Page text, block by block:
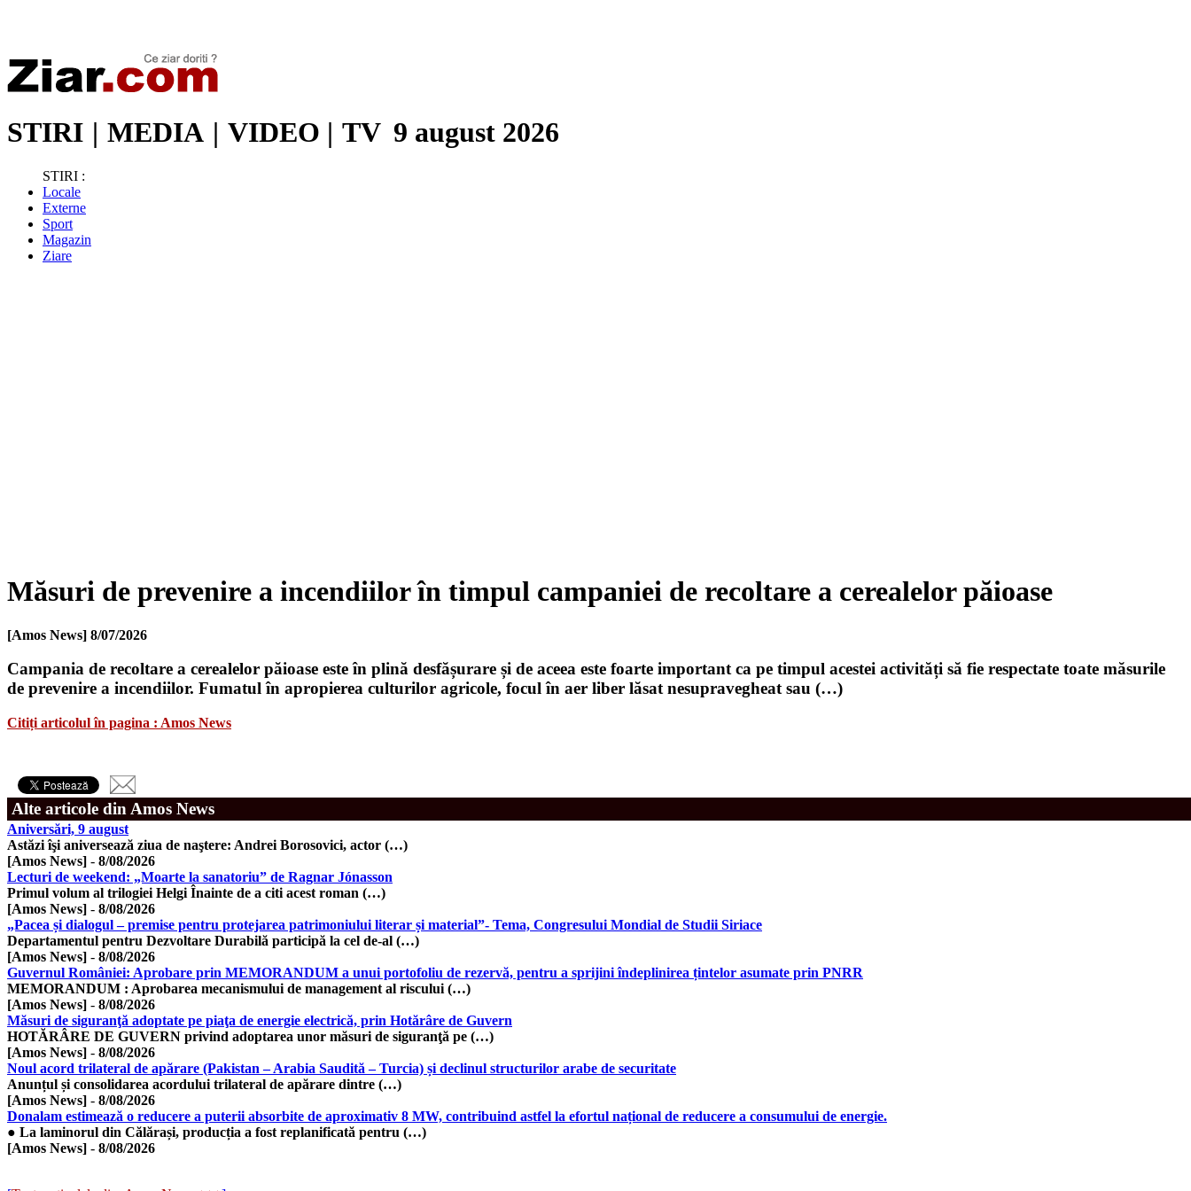
STIRI | MEDIA | VIDEO | TV 9 august 2026
STIRI :
Locale
Externe
Sport
Magazin
Ziare
Măsuri de prevenire a incendiilor în timpul campaniei de recoltare a cerealelor păioase
[Amos News] 8/07/2026
Campania de recoltare a cerealelor păioase este în plină desfășurare și de aceea este foarte important ca pe timpul acestei activități să fie respectate toate măsurile
de prevenire a incendiilor. Fumatul în apropierea culturilor agricole, focul în aer liber lăsat nesupravegheat sau (…)
Citiți articolul în pagina : Amos News
Alte articole din Amos News
Aniversări, 9 august
Astăzi îşi aniversează ziua de naştere: Andrei Borosovici, actor (…)
[Amos News] - 8/08/2026
Lecturi de weekend: „Moarte la sanatoriu” de Ragnar Jónasson
Primul volum al trilogiei Helgi Înainte de a citi acest roman (…)
[Amos News] - 8/08/2026
„Pacea și dialogul – premise pentru protejarea patrimoniului literar și material”- Tema, Congresului Mondial de Studii Siriace
Departamentul pentru Dezvoltare Durabilă participă la cel de-al (…)
[Amos News] - 8/08/2026
Guvernul României: Aprobare prin MEMORANDUM a unui portofoliu de rezervă, pentru a sprijini îndeplinirea țintelor asumate prin PNRR
MEMORANDUM : Aprobarea mecanismului de management al riscului (…)
[Amos News] - 8/08/2026
Măsuri de siguranţă adoptate pe piaţa de energie electrică, prin Hotărâre de Guvern
HOTĂRÂRE DE GUVERN privind adoptarea unor măsuri de siguranţă pe (…)
[Amos News] - 8/08/2026
Noul acord trilateral de apărare (Pakistan – Arabia Saudită – Turcia) și declinul structurilor arabe de securitate
​Anunțul și consolidarea acordului trilateral de apărare dintre (…)
[Amos News] - 8/08/2026
Donalam estimează o reducere a puterii absorbite de aproximativ 8 MW, contribuind astfel la efortul național de reducere a consumului de energie.
● La laminorul din Călărași, producția a fost replanificată pentru (…)
[Amos News] - 8/08/2026